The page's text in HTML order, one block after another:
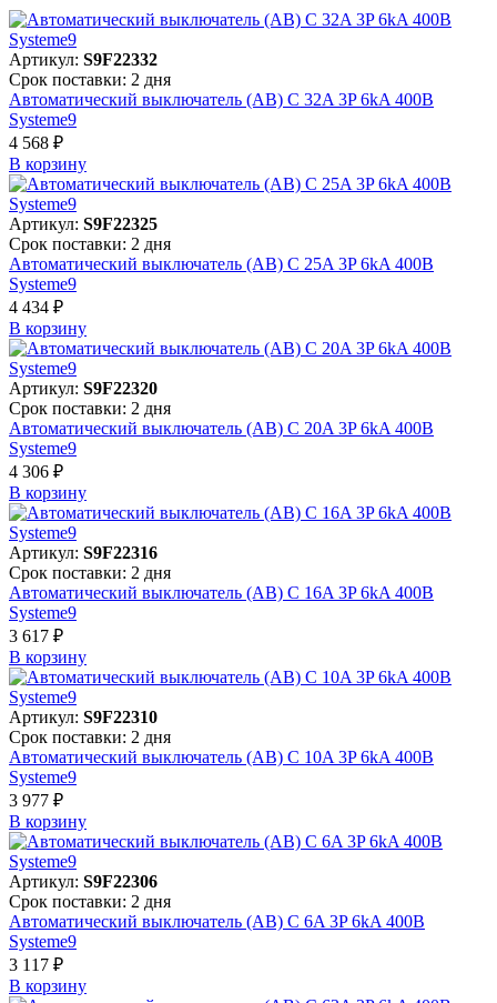
Артикул: S9F22332
Срок поставки: 2 дня
Автоматический выключатель (АВ) C 32A 3P 6kA 400В
Systeme9
4 568 ₽
В корзинy
Артикул: S9F22325
Срок поставки: 2 дня
Автоматический выключатель (АВ) C 25A 3P 6kA 400В
Systeme9
4 434 ₽
В корзинy
Артикул: S9F22320
Срок поставки: 2 дня
Автоматический выключатель (АВ) C 20A 3P 6kA 400В
Systeme9
4 306 ₽
В корзинy
Артикул: S9F22316
Срок поставки: 2 дня
Автоматический выключатель (АВ) C 16A 3P 6kA 400В
Systeme9
3 617 ₽
В корзинy
Артикул: S9F22310
Срок поставки: 2 дня
Автоматический выключатель (АВ) C 10A 3P 6kA 400В
Systeme9
3 977 ₽
В корзинy
Артикул: S9F22306
Срок поставки: 2 дня
Автоматический выключатель (АВ) C 6A 3P 6kA 400В
Systeme9
3 117 ₽
В корзинy